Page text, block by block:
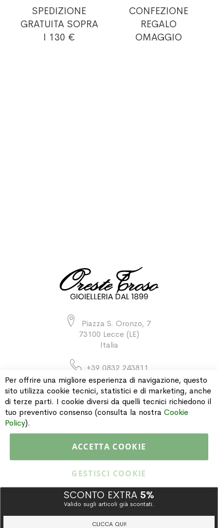
SPEDIZIONE
GRATUITA SOPRA
I 130 €
CONFEZIONE
REGALO
OMAGGIO
Piazza S. Oronzo, 7
73100 Lecce (LE)
Italia
+39 0832 243811
INFORMAZIONI
Copyright © 2015 Gioielleria Oreste Troso. All rights reserved. P. IVA
IT02064590751
Per offrire una migliore esperienza di navigazione, questo
sito utilizza cookie tecnici, statistici e di marketing, anche
di terze parti. I cookie diversi da quelli tecnici richiedono il
tuo preventivo consenso (consulta la nostra Cookie
Policy).
ACCETTA COOKIE
GESTISCI COOKIE
SCONTO EXTRA 5%
Valido sugli articoli già scontati.
CLICCA QUI!